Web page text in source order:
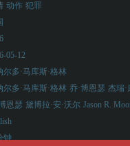
动作 犯罪
05-12
尔多·马库斯·格林
尔多·马库斯·格林 乔·博恩瑟 杰瑞·
恩瑟 黛博拉·安·沃尔 Jason R.
钟